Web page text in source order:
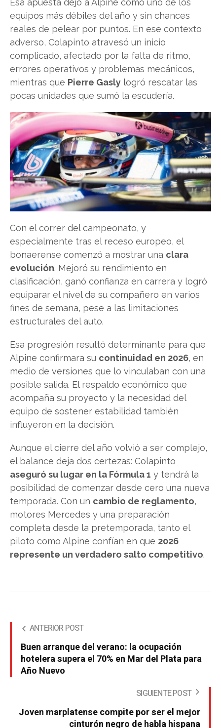
Esa apuesta dejó a Alpine como uno de los
equipos más débiles del año y sin chances
reales de pelear por puntos. En ese contexto
adverso, Colapinto atravesó un inicio
complicado, afectado por la falta de ritmo,
errores operativos y problemas mecánicos,
mientras que Pierre Gasly logró rescatar las
pocas unidades que sumó la escudería.
Con el correr del campeonato, y
especialmente tras el receso europeo, el
bonaerense comenzó a mostrar una clara
evolución. Mejoró su rendimiento en
clasificación, ganó confianza en carrera y logró
equiparar el nivel de su compañero en varios
fines de semana, pese a las limitaciones
estructurales del auto.
Esa progresión resultó determinante para que
Alpine confirmara su continuidad en 2026, en
medio de versiones que lo vinculaban con una
posible salida. El respaldo económico que
acompaña su proyecto y la necesidad del
equipo de sostener estabilidad también
influyeron en la decisión.
Aunque el cierre del año volvió a ser complejo,
el balance deja dos certezas: Colapinto
aseguró su lugar en la Fórmula 1 y tendrá la
posibilidad de comenzar desde cero una nueva
temporada. Con un cambio de reglamento,
motores Mercedes y una preparación
completa desde la pretemporada, tanto el
piloto como Alpine confían en que 2026
represente un verdadero salto competitivo.
ANTERIOR POST
Buen arranque del verano: la ocupación
hotelera supera el 70% en Mar del Plata para
Año Nuevo
SIGUIENTE POST
Joven marplatense compite por ser el mejor
cinturón negro de habla hispana